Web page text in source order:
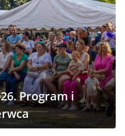
Program i